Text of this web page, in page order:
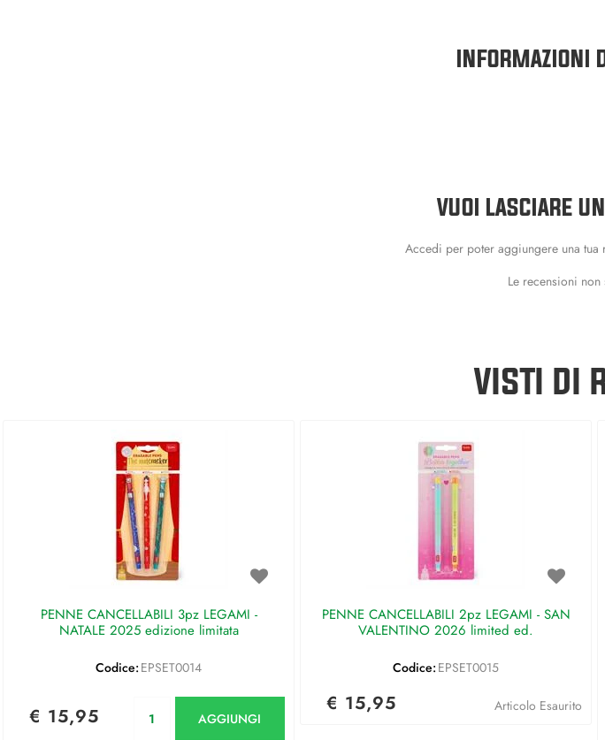
INFORMAZIONI
VUOI LASCIARE
Accedi per poter aggiungere una tua
Le recensioni
VISTI DI
PENNE CANCELLABILI 3pz LEGAMI -
NATALE 2025 edizione limitata
Codice: EPSET0014
€ 15,95 AGGIUNGI
PENNE CANCELLABILI 2pz LEGAMI - SAN
VALENTINO 2026 limited ed.
Codice: EPSET0015
€ 15,95 Articolo Esaurito